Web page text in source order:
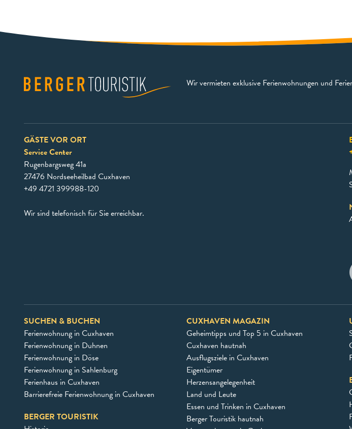
Wir vermieten exklusive Ferienwohnungen und
GÄSTE VOR ORT
Service Center
Rugenbargsweg 41a
27476 Nordseeheilbad Cuxhaven
+49 4721 399988-120
Wir sind telefonisch für Sie erreichbar.
SUCHEN & BUCHEN
Ferienwohnung in Cuxhaven
Ferienwohnung in Duhnen
Ferienwohnung in Döse
Ferienwohnung in Sahlenburg
Ferienhaus in Cuxhaven
Barrierefreie Ferienwohnung in Cuxhaven
BERGER TOURISTIK
CUXHAVEN MAGAZIN
Geheimtipps und Top 5 in Cuxhaven
Cuxhaven hautnah
Ausflugsziele in Cuxhaven
Eigentümer
Herzensangelegenheit
Land und Leute
Essen und Trinken in Cuxhaven
Berger Touristik hautnah